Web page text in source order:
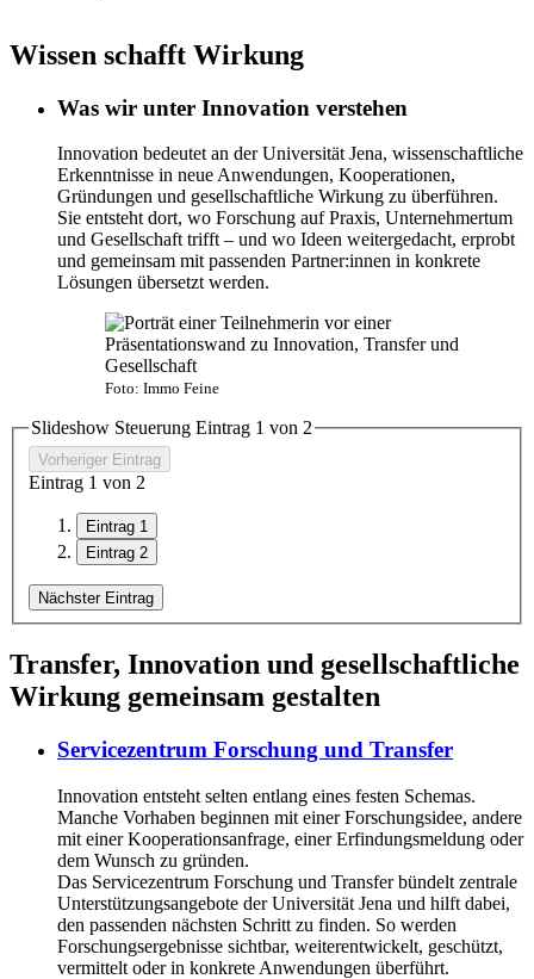
Wissen schafft Wirkung
Was wir unter Innovation verstehen
Innovation bedeutet an der Universität Jena, wissenschaftliche
Erkenntnisse in neue Anwendungen, Kooperationen,
Gründungen und gesellschaftliche Wirkung zu überführen.
Sie entsteht dort, wo Forschung auf Praxis, Unternehmertum
und Gesellschaft trifft – und wo Ideen weitergedacht, erprobt
und gemeinsam mit passenden Partner:innen in konkrete
Lösungen übersetzt werden.
Foto: Immo Feine
Slideshow Steuerung Eintrag 1 von 2
Vorheriger Eintrag
Eintrag 1 von 2
Eintrag 1
Eintrag 2
Nächster Eintrag
Transfer, Innovation und gesellschaftliche
Wirkung gemeinsam gestalten
Servicezentrum Forschung und Transfer
Innovation entsteht selten entlang eines festen Schemas.
Manche Vorhaben beginnen mit einer Forschungsidee, andere
mit einer Kooperationsanfrage, einer Erfindungsmeldung oder
dem Wunsch zu gründen.
Das Servicezentrum Forschung und Transfer bündelt zentrale
Unterstützungsangebote der Universität Jena und hilft dabei,
den passenden nächsten Schritt zu finden. So werden
Forschungsergebnisse sichtbar, weiterentwickelt, geschützt,
vermittelt oder in konkrete Anwendungen überführt.